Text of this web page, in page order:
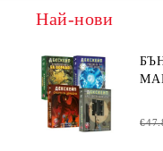
Най-нови